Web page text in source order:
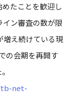
たことを歓迎し
イン審査の数が限
増え続けている現
の会期を再開す
net-